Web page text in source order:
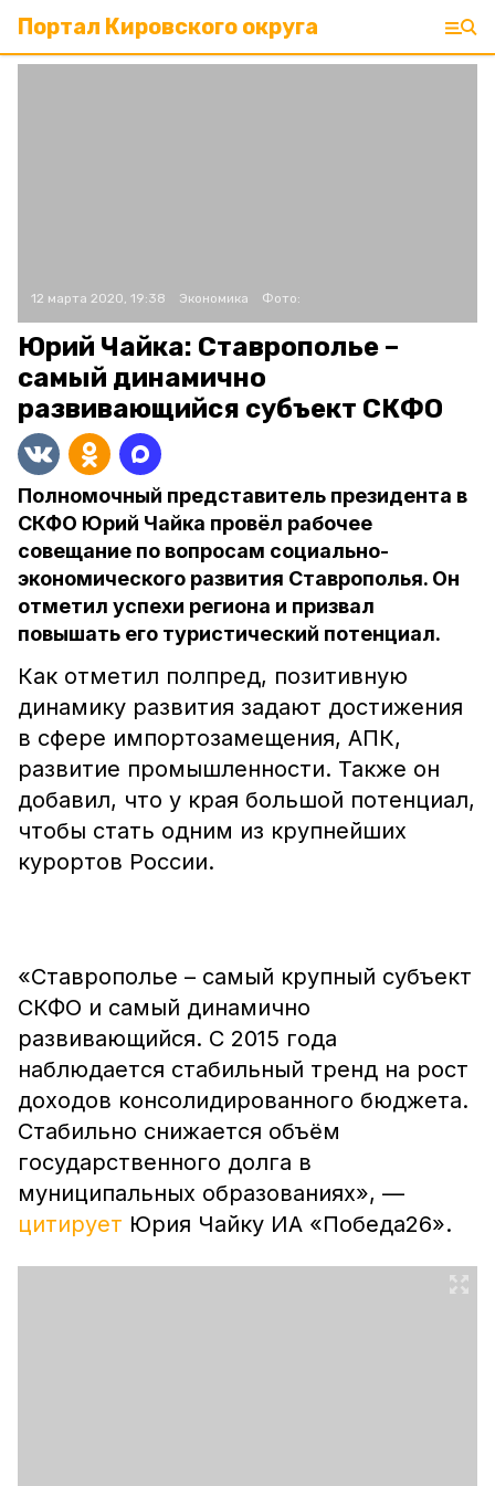
Портал Кировского округа
12 марта 2020, 19:38 Экономика Фото:
Юрий Чайка: Ставрополье –
самый динамично
развивающийся субъект СКФО
Полномочный представитель президента в
СКФО Юрий Чайка провёл рабочее
совещание по вопросам социально-
экономического развития Ставрополья. Он
отметил успехи региона и призвал
повышать его туристический потенциал.
Как отметил полпред, позитивную
динамику развития задают достижения
в сфере импортозамещения, АПК,
развитие промышленности. Также он
добавил, что у края большой потенциал,
чтобы стать одним из крупнейших
курортов России.
«Ставрополье – самый крупный субъект
СКФО и самый динамично
развивающийся. С 2015 года
наблюдается стабильный тренд на рост
доходов консолидированного бюджета.
Стабильно снижается объём
государственного долга в
муниципальных образованиях», —
цитирует Юрия Чайку ИА «Победа26».